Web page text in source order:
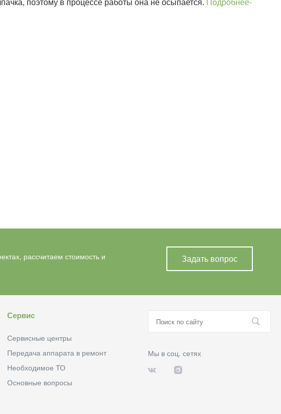
поэтому в процессе работы она не осыпается. Подробнее-
рассчитаем стоимость и
Задать вопрос
Сервис
Сервисные центры
Передача аппарата в ремонт
Необходимое ТО
Основные вопросы
Мы в соц. сетях